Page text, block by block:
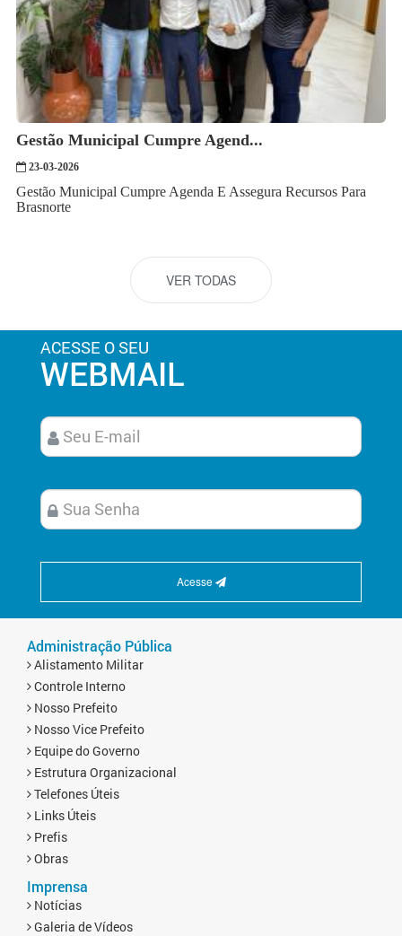
Gestão Municipal Cumpre Agend...
23-03-2026
Gestão Municipal Cumpre Agenda E Assegura Recursos Para
Brasnorte
VER TODAS
ACESSE O SEU
WEBMAIL
Acesse
Administração Pública
Alistamento Militar
Controle Interno
Nosso Prefeito
Nosso Vice Prefeito
Equipe do Governo
Estrutura Organizacional
Telefones Úteis
Links Úteis
Prefis
Obras
Imprensa
Notícias
Galeria de Vídeos